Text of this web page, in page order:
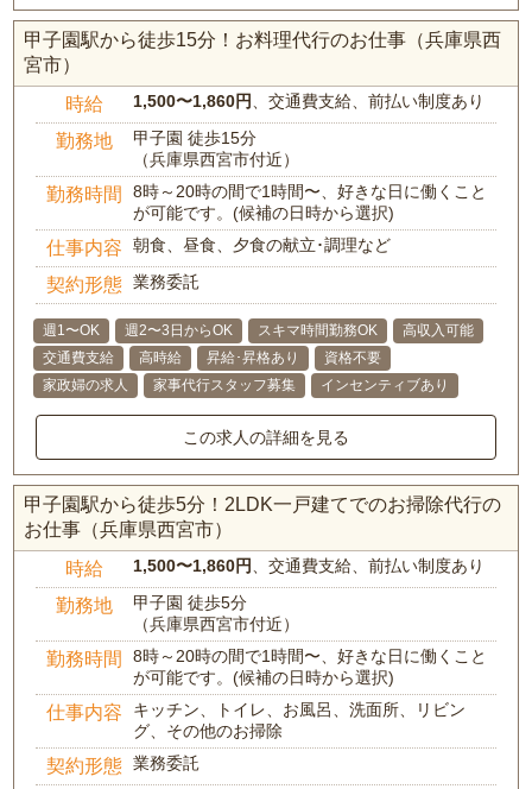
甲子園駅から徒歩15分！お料理代行のお仕事（兵庫県西
宮市）
時給 1,500〜1,860円 、交通費支給、前払い制度あり
勤務地
甲子園 徒歩15分
（兵庫県西宮市付近）
勤務時間
8時～20時の間で1時間〜、好きな日に働くこと
が可能です。(候補の日時から選択)
仕事内容 朝食、昼食、夕食の献立･調理など
契約形態 業務委託
週1〜OK 週2〜3日からOK スキマ時間勤務OK
高収入可能
交通費支給
高時給 昇給･昇格あり
資格不要
家政婦の求人
家事代行スタッフ募集 インセンティブあり
この求人の詳細を見る
甲子園駅から徒歩5分！2LDK一戸建てでのお掃除代行の
お仕事（兵庫県西宮市）
時給 1,500〜1,860円 、交通費支給、前払い制度あり
勤務地
甲子園 徒歩5分
（兵庫県西宮市付近）
勤務時間
8時～20時の間で1時間〜、好きな日に働くこと
が可能です。(候補の日時から選択)
仕事内容
キッチン、トイレ、お風呂、洗面所、リビン
グ、その他のお掃除
契約形態 業務委託